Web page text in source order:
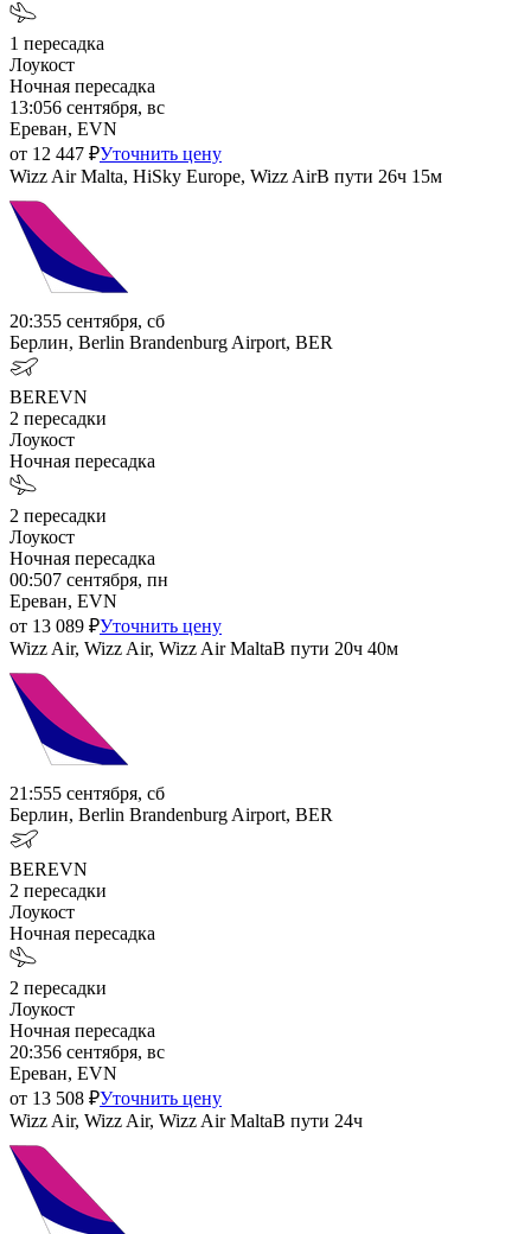
1 пересадка
Лоукост
Ночная пересадка
13:056 сентября, вс
Ереван, EVN
от 12 447 ₽Уточнить цену
Wizz Air Malta, HiSky Europe, Wizz AirВ пути 26ч 15м
20:355 сентября, сб
Берлин, Berlin Brandenburg Airport, BER
BEREVN
2 пересадки
Лоукост
Ночная пересадка
2 пересадки
Лоукост
Ночная пересадка
00:507 сентября, пн
Ереван, EVN
от 13 089 ₽Уточнить цену
Wizz Air, Wizz Air, Wizz Air MaltaВ пути 20ч 40м
21:555 сентября, сб
Берлин, Berlin Brandenburg Airport, BER
BEREVN
2 пересадки
Лоукост
Ночная пересадка
2 пересадки
Лоукост
Ночная пересадка
20:356 сентября, вс
Ереван, EVN
от 13 508 ₽Уточнить цену
Wizz Air, Wizz Air, Wizz Air MaltaВ пути 24ч